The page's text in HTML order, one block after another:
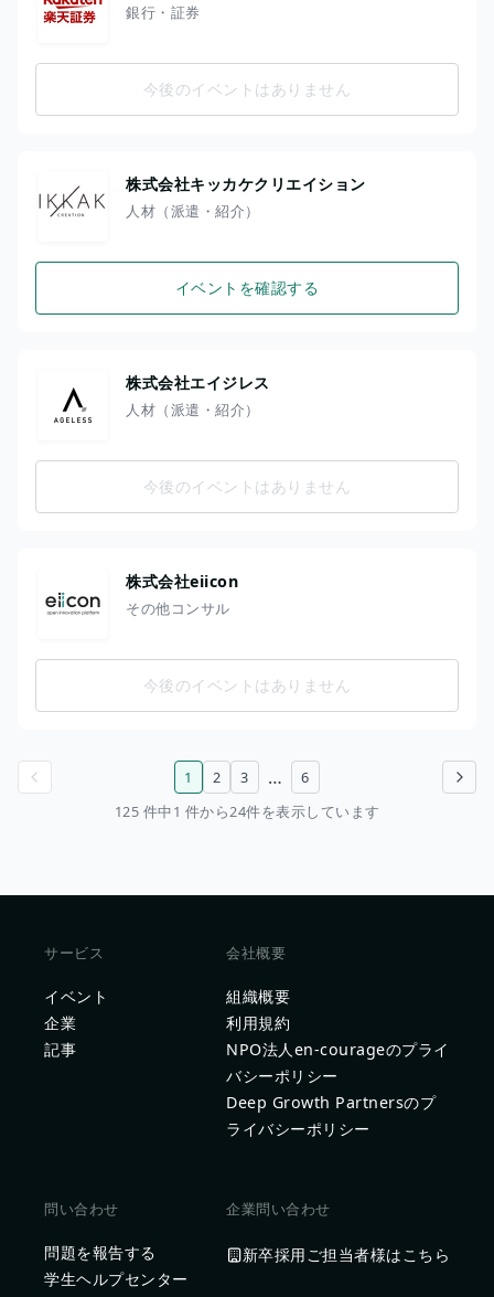
銀行・証券
今後のイベントはありません
株式会社キッカケクリエイション
人材（派遣・紹介）
イベントを確認する
株式会社エイジレス
人材（派遣・紹介）
今後のイベントはありません
株式会社eiicon
その他コンサル
今後のイベントはありません
次のページ
1 2 3 …
6
125 件中1 件から24件を表示しています
サービス
イベント
企業
記事
会社概要
組織概要
利用規約
NPO法人en-courageのプライ
バシーポリシー
Deep Growth Partnersのプ
ライバシーポリシー
問い合わせ
問題を報告する
学生ヘルプセンター
企業問い合わせ
新卒採用ご担当者様はこちら